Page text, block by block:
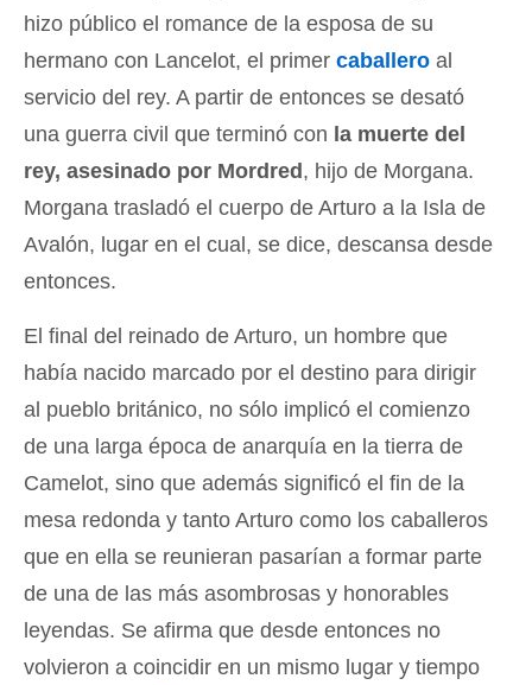
hizo público el romance de la esposa de su
hermano con Lancelot, el primer caballero al
servicio del rey. A partir de entonces se desató
una guerra civil que terminó con la muerte del
rey, asesinado por Mordred, hijo de Morgana.
Morgana trasladó el cuerpo de Arturo a la Isla de
Avalón, lugar en el cual, se dice, descansa desde
entonces.
El final del reinado de Arturo, un hombre que
había nacido marcado por el destino para dirigir
al pueblo británico, no sólo implicó el comienzo
de una larga época de anarquía en la tierra de
Camelot, sino que además significó el fin de la
mesa redonda y tanto Arturo como los caballeros
que en ella se reunieran pasarían a formar parte
de una de las más asombrosas y honorables
leyendas. Se afirma que desde entonces no
volvieron a coincidir en un mismo lugar y tiempo